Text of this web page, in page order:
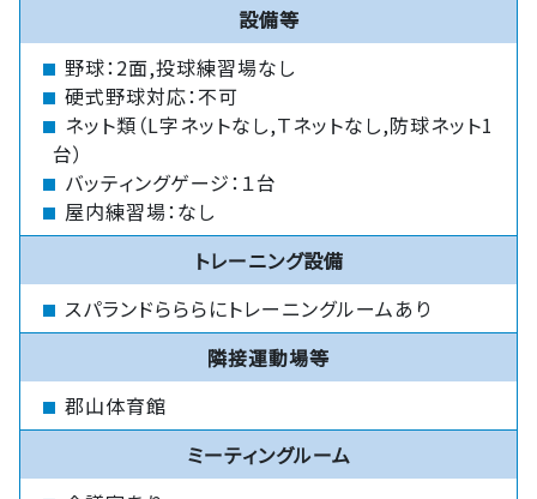
設備等
野球：2面,投球練習場なし
硬式野球対応：不可
ネット類（L字ネットなし,Ｔネットなし,防球ネット1
台）
バッティングゲージ：１台
屋内練習場：なし
トレーニング設備
スパランドらららにトレーニングルームあり
隣接運動場等
郡山体育館
ミーティングルーム